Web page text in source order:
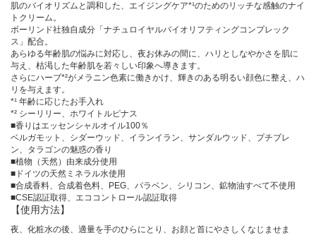
肌のバイオリズムと調和した、エイジングケア*¹のためのリッチな感触のナイ
トクリーム。
ボーリンド社独自成分「ナチュロイヤルバイオリフティングコンプレック
ス」配合。
あらゆる年齢肌の悩みに対応し、夜お休みの間に、ハリとしなやかさを肌に
与え、枯渇した年齢肌を若々しい印象へ導きます。
さらにハーブ*²がメラニン色素に働きかけ、輝きのある明るい顔色に整え、ハ
リを与えます。
*¹ 年齢に応じたお手入れ
*² シーリリー、ホワイトルピナス
■香りはエッセンシャルオイル100％
ベルガモット、シダーウッド、イランイラン、サンダルウッド、プチブレ
ン、タラゴンの魅惑の香り
■植物（天然）由来成分使用
■ドイツの天然ミネラル水使用
■合成香料、合成着色料、PEG、パラベン、シリコン、鉱物油すべて不使用
■CSE認証取得、エココントロール認証取得
【使用方法】
夜、化粧水の後、適量を手のひらにとり、お顔と首にやさしくなじませま